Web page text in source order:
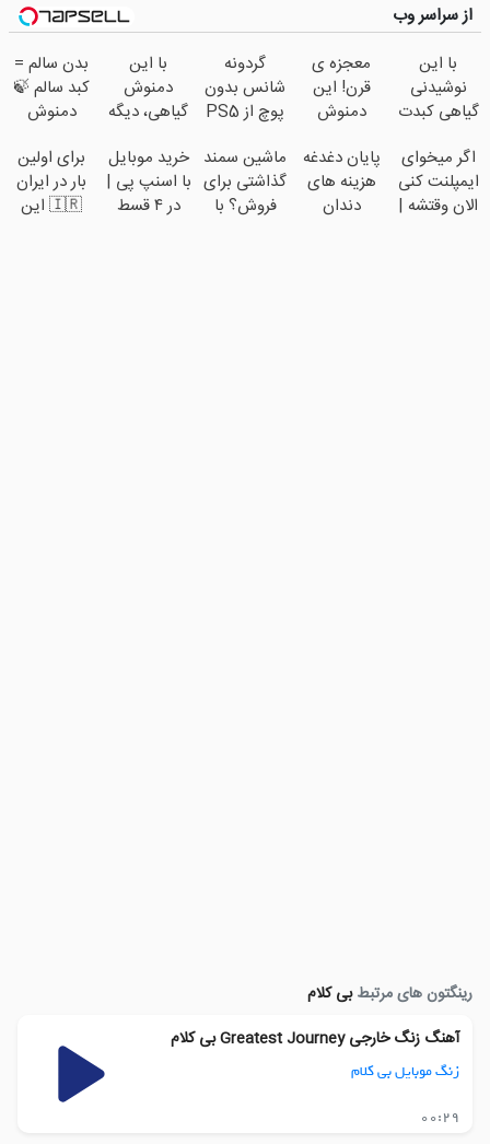
از سراسر وب
با این
نوشیدنی
گیاهی کبدت
پرقدرته55%تخفیف
معجزه ی
قرن! این
دمنوش
کبدتو
پاکسازی
میکنه
گردونه
شانس بدون
پوچ از PS5
بیت کوین
🔥
با این
دمنوش
گیاهی، دیگه
چرب نباش!
بدن سالم =
کبد سالم 🍃
دمنوش
تخفیف تا
امشب
اگر میخوای
ایمپلنت کنی
الان وقتشه |
پایان دغدغه
هزینه های
دندان
ماشین سمند
گذاشتی برای
فروش؟ با
خرید موبایل
با اسنپ پی |
در ۴ قسط
برای اولین
بار در ایران
🇮🇷 این
رینگتون های مرتبطبی کلام
آهنگ زنگ خارجی Greatest Journey بی کلام
زنگ موبایل بی کلام
00:29